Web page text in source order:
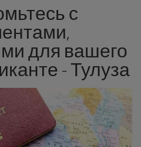
с
для вашего
- Тулуза